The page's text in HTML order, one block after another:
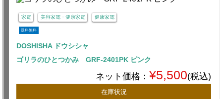
家電 美容家電・健康家電 健康家電
送料無料
DOSHISHA ドウシシャ
ゴリラのひとつかみ GRF-2401PK ピンク
ネット価格： ¥5,500(税込)
在庫状況